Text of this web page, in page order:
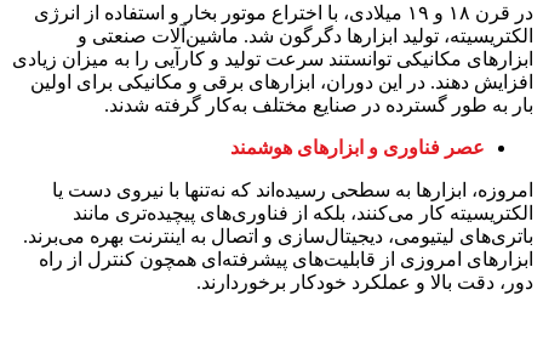
در قرن ۱۸ و ۱۹ میلادی، با اختراع موتور بخار و استفاده از انرژی
الکتریسیته، تولید ابزارها دگرگون شد. ماشین‌آلات صنعتی و
ابزارهای مکانیکی توانستند سرعت تولید و کارآیی را به میزان زیادی
افزایش دهند. در این دوران، ابزارهای برقی و مکانیکی برای اولین
بار به طور گسترده در صنایع مختلف به‌کار گرفته شدند.
عصر فناوری و ابزارهای هوشمند
امروزه، ابزارها به سطحی رسیده‌اند که نه‌تنها با نیروی دست یا
الکتریسیته کار می‌کنند، بلکه از فناوری‌های پیچیده‌تری مانند
باتری‌های لیتیومی، دیجیتال‌سازی و اتصال به اینترنت بهره می‌برند.
ابزارهای امروزی از قابلیت‌های پیشرفته‌ای همچون کنترل از راه
دور، دقت بالا و عملکرد خودکار برخوردارند.